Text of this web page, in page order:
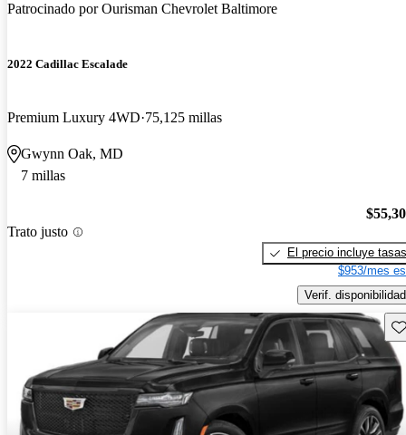
Patrocinado porOurisman Chevrolet Baltimore
2022 Cadillac Escalade
Premium Luxury 4WD 75,125 millas
Gwynn Oak, MD
7 millas
Trato justo
El precio incluye tasas
$953/mes
Verif. disponibilidad